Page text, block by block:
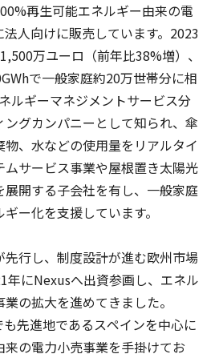
再生可能エネルギー由来の電
人向けに販売しています。2023
万ユーロ（前年比38%増）、
で一般家庭約20万世帯分に相
ルギーマネジメントサービス分
グカンパニーとして知られ、傘
、水などの使用量をリアルタイ
サービス事業や屋根置き太陽光
開する子会社を有し、一般家庭
ー化を支援しています。
行し、制度設計が進む欧州市場
年にNexusへ出資参画し、エネル
の拡大を進めてきました。
先進地であるスペインを中心に
の電力小売事業を手掛けてお